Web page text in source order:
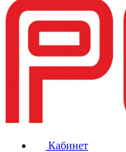
Кабинет